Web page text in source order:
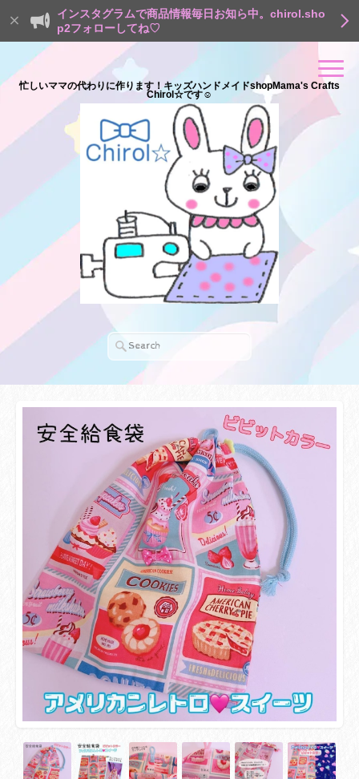
インスタグラムで商品情報毎日お知ら中。chirol.sho
p2フォローしてね♡
忙しいママの代わりに作ります！キッズハンドメイドshopMama's Crafts
Chirol☆です☺